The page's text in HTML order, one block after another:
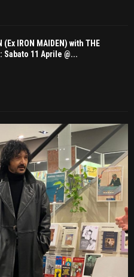
(Ex IRON MAIDEN) with THE
Sabato 11 Aprile @...